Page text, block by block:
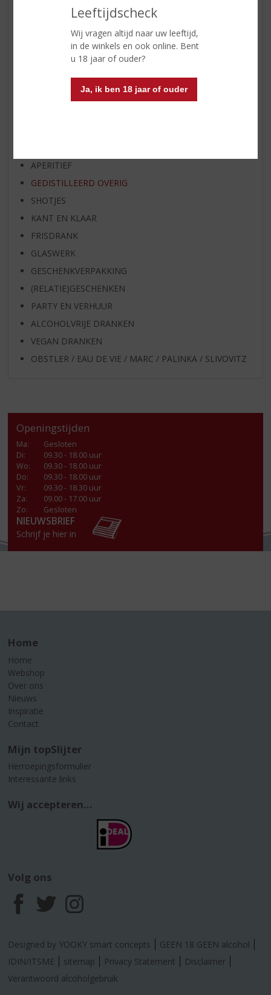
Leeftijdscheck
Wij vragen altijd naar uw leeftijd,
in de winkels en ook online. Bent
u 18 jaar of ouder?
Ja, ik ben 18 jaar of ouder
WIJN VAN DE MAAND
WHISKY VAN DE MAAND
RUM VAN DE MAAND
BIER VAN DE MAAND
SPIRIT VAN DE MAAND
EXCLUSIEF TOPSLIJTER
APERITIEF
GEDISTILLEERD OVERIG
SHOTJES
KANT EN KLAAR
FRISDRANK
GLASWERK
GESCHENKVERPAKKING
(RELATIE)GESCHENKEN
PARTY EN VERHUUR
ALCOHOLVRIJE DRANKEN
VEGAN DRANKEN
OBSTLER / EAU DE VIE / MARC / PALINKA / SLIVOVITZ
Openingstijden
Ma:
Gesloten
Di:
09.30 - 18.00 uur
Wo:
09.30 - 18.00 uur
Do:
09.30 - 18.00 uur
Vr:
09.30 - 18.30 uur
Za:
09.00 - 17.00 uur
Zo:
Gesloten
NIEUWSBRIEF
Schrijf je hier in
Home
Home
Webshop
Over ons
Nieuws
Inspiratie
Contact
Mijn topSlijter
Herroepingsformulier
Interessante links
Wij accepteren...
Volg ons
F
a
c
T
w
i
I
n
s
Designed by YOOKY smart concepts
GEEN 18 GEEN alcohol
IDIN/ITSME
sitemap Privacy Statement
Disclaimer
Verantwoord alcoholgebruik